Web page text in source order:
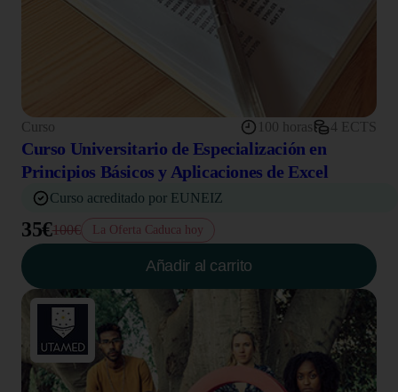
Curso 100 horas 4 ECTS
Curso Universitario de Especialización en
Principios Básicos y Aplicaciones de Excel
Curso acreditado por EUNEIZ
35€100€ La Oferta Caduca hoy
Añadir al carrito